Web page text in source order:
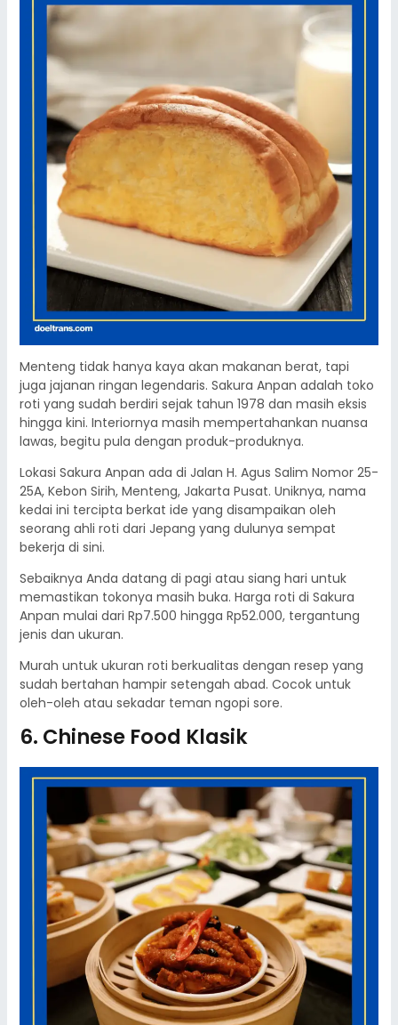
Menteng tidak hanya kaya akan makanan berat, tapi
juga jajanan ringan legendaris. Sakura Anpan adalah toko
roti yang sudah berdiri sejak tahun 1978 dan masih eksis
hingga kini. Interiornya masih mempertahankan nuansa
lawas, begitu pula dengan produk-produknya.
Lokasi Sakura Anpan ada di Jalan H. Agus Salim Nomor 25-
25A, Kebon Sirih, Menteng, Jakarta Pusat. Uniknya, nama
kedai ini tercipta berkat ide yang disampaikan oleh
seorang ahli roti dari Jepang yang dulunya sempat
bekerja di sini.
Sebaiknya Anda datang di pagi atau siang hari untuk
memastikan tokonya masih buka. Harga roti di Sakura
Anpan mulai dari Rp7.500 hingga Rp52.000, tergantung
jenis dan ukuran.
Murah untuk ukuran roti berkualitas dengan resep yang
sudah bertahan hampir setengah abad. Cocok untuk
oleh-oleh atau sekadar teman ngopi sore.
6. Chinese Food Klasik